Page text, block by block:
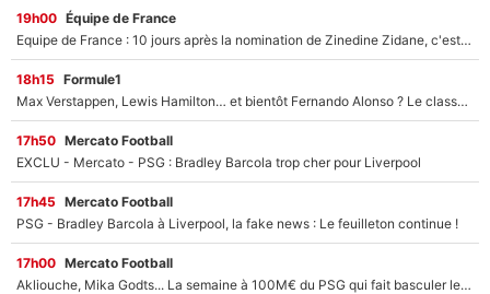
19h00 Équipe de France
Equipe de France : 10 jours après la nomination de Zinedine Zidane, c'est au tour de son fils de prendre un nouveau départ !
18h15 Formule1
Max Verstappen, Lewis Hamilton… et bientôt Fernando Alonso ? Le classement des pilotes les mieux payés en Formule 1 risque de changer !
17h50 Mercato Football
EXCLU - Mercato - PSG : Bradley Barcola trop cher pour Liverpool
17h45 Mercato Football
PSG - Bradley Barcola à Liverpool, la fake news : Le feuilleton continue !
17h00 Mercato Football
Akliouche, Mika Godts... La semaine à 100M€ du PSG qui fait basculer le mercato du PSG !